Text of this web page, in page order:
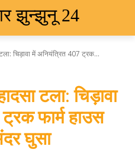
झुन्झुनू 24
चिड़ावा में अनियंत्रित 407 ट्रक...
टला: चिड़ावा
फार्म हाउस
घुसा